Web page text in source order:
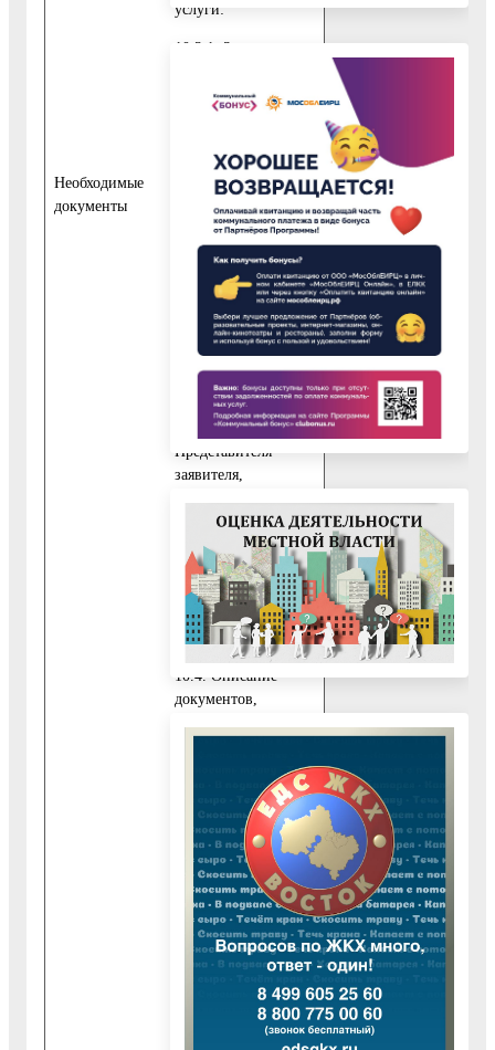
Необходимые
документы
услуги:
10.3.1. Заявление на
Муниципальной
услуги,
непосредственно
Представителем
заявителя;
10.3.2. Документ,
удостоверяющий
личность
представителя
Заявителя;
10.3.3. Документ,
подтверждающий
полномочия
Представителя
заявителя,
подписание и
подачу документов,
получение
результата оказания
Муниципальной
услуги.
10.4. Описание
документов,
услуги, приведены в
Приложении 7 к
Административному
регламенту.
11. Исчерпывающий
перечень
документов,
необходимых для
предоставления
Муниципальной
услуги, которые